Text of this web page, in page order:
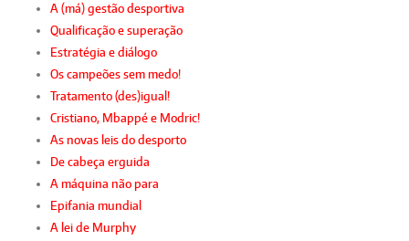
A (má) gestão desportiva
Qualificação e superação
Estratégia e diálogo
Os campeões sem medo!
Tratamento (des)igual!
Cristiano, Mbappé e Modric!
As novas leis do desporto
De cabeça erguida
A máquina não para
Epifania mundial
A lei de Murphy